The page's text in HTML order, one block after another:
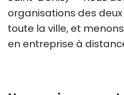
organisations des
toute la ville, et
en entreprise à